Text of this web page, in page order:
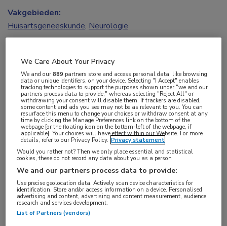
De derdegeneratie-CGRP-receptorantagonist
zavegepant is in doses van 10 mg en 20 mg
intranasaal effectief gebleken in een fase II/III-
studie bij de behandeling van acute migraine. Het
veiligheidsprofiel was gunstig. In een fase III-
studie zal nu de dosis van 10 mg vergeleken
worden met placebo.
Vakgebieden:
Huisartsgeneeskunde, Neurologie
Hoofdpijn
Tags:
migraine,zavegepant
We Care About Your Privacy
We and our889 partners store and access personal data, like browsing
data or unique identifiers, on your device. Selecting "I Accept" enables
tracking technologies to support the purposes shown under "we and our
partners process data to provide," whereas selecting "Reject All" or
withdrawing your consent will disable them. If trackers are disabled,
some content and ads you see may not be as relevant to you. You can
resurface this menu to change your choices or withdraw consent at any
time by clicking the Manage Preferences link on the bottom of the
webpage [or the floating icon on the bottom-left of the webpage, if
applicable]. Your choices will have effect within our Website. For more
details, refer to our Privacy Policy. Privacy statement
Would you rather not? Then we only place essential and statistical
cookies, these do not record any data about you as a person
We and our partners process data to provide:
Use precise geolocation data. Actively scan device characteristics for
identification. Store and/or access information on a device. Personalised
advertising and content, advertising and content measurement, audience
research and services development.
List of Partners (vendors)